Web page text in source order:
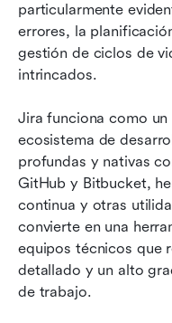
particularmente
errores, la
gestión de ciclos de
intrincados.
Jira funciona como un
ecosistema de
profundas y nativas
GitHub y Bitbucket,
continua y otras
convierte en una
equipos técnicos que
detallado y un alto
de trabajo.